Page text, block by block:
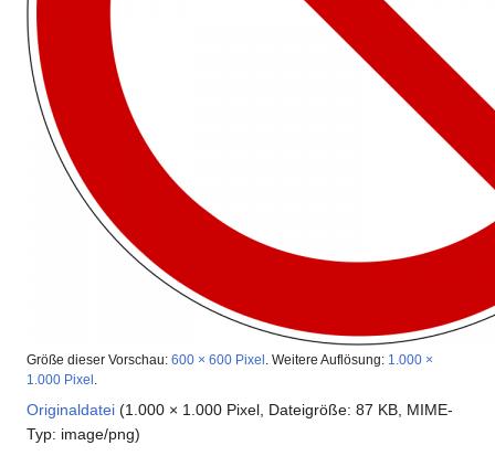
Größe dieser Vorschau: 600 × 600 Pixel Weitere Auflösung: 1.000 ×
1.000 Pixel
Originaldatei (1.000 × 1.000 Pixel, Dateigröße: 87 KB, MIME-
Typ: image/png)